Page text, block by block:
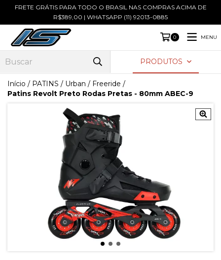
FRETE GRÁTIS PARA TODO O BRASIL NAS COMPRAS ACIMA DE
R$389,00 | WHATSAPP (11) 92013-0885
0 MENU
PRODUTOS
Início / PATINS / Urban / Freeride /
Patins Revolt Preto Rodas Pretas - 80mm ABEC-9